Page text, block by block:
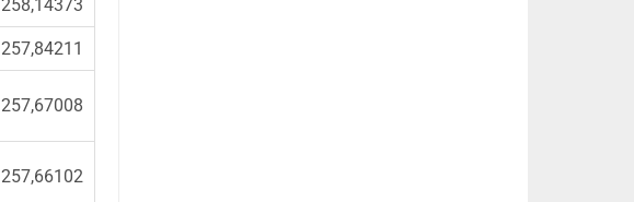
258,14373
257,84211
257,67008
257,66102